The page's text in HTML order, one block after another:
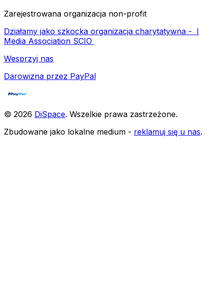
Zarejestrowana organizacja non-profit
Działamy jako szkocka organizacja charytatywna - I
Media Association SCIO
Wesprzyj nas
Darowizna przez PayPal
© 2026 DiSpace. Wszelkie prawa zastrzeżone.
Zbudowane jako lokalne medium - reklamuj się u nas.